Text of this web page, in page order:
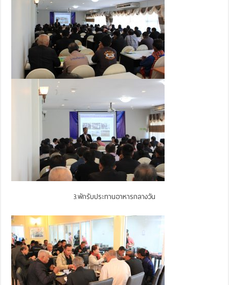
3.พักรับประทานอาหารกลางวัน